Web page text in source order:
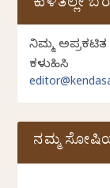
ಕುಳಿತಲ್ಲೇ
ನಿಮ್ಮ ಅಪ್ರಕಟಿತ
ಕಳುಹಿಸಿ
ನಮ್ಮ